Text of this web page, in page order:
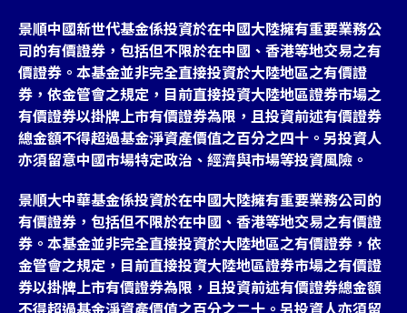
景順中國新世代基金係投資於在中國大陸擁有重要業務公
司的有價證券，包括但不限於在中國、香港等地交易之有
價證券。本基金並非完全直接投資於大陸地區之有價證
券，依金管會之規定，目前直接投資大陸地區證券市場之
有價證券以掛牌上市有價證券為限，且投資前述有價證券
總金額不得超過基金淨資產價值之百分之四十。另投資人
亦須留意中國市場特定政治、經濟與市場等投資風險。
景順大中華基金係投資於在中國大陸擁有重要業務公司的
有價證券，包括但不限於在中國、香港等地交易之有價證
券。本基金並非完全直接投資於大陸地區之有價證券，依
金管會之規定，目前直接投資大陸地區證券市場之有價證
券以掛牌上市有價證券為限，且投資前述有價證券總金額
不得超過基金淨資產價值之百分之二十。另投資人亦須留